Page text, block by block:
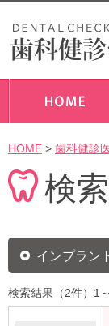
HOME > 歯科健診
検
インプラン
検索結果（2件）1